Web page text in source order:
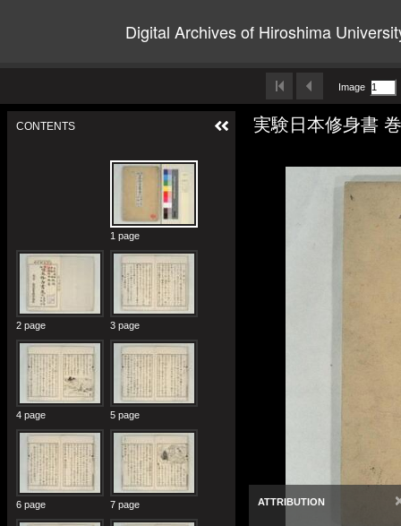
Digital Archives of Hiroshima